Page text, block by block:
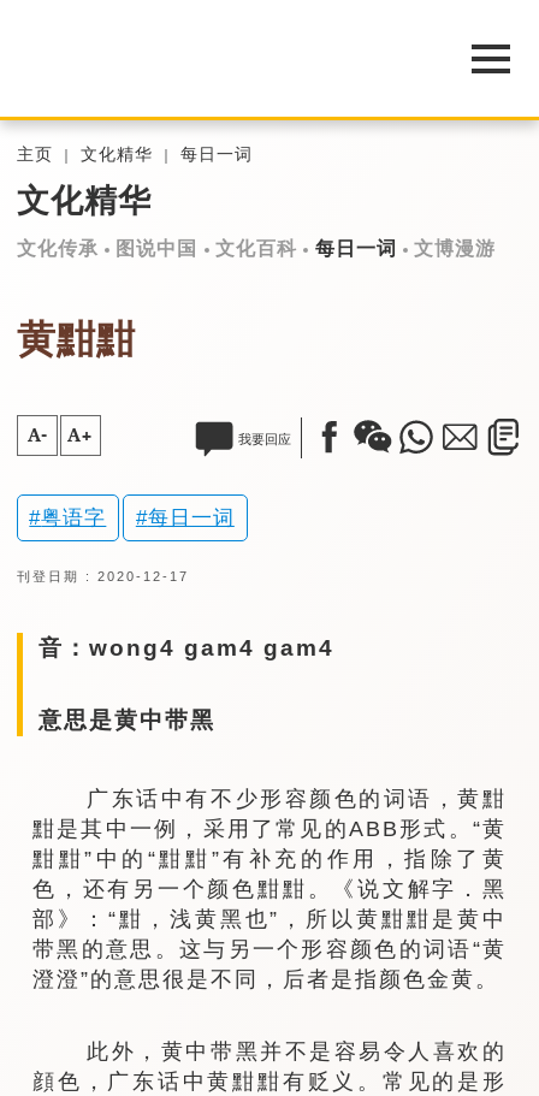
主页 文化精华 每日一词
文化精华
文化传承 图说中国 文化百科 每日一词 文博漫游
黄黚黚
A- A+ 我要回应
粤语字 每日一词
刊登日期 : 2020-12-17
音：wong4 gam4 gam4
意思是黄中带黑
广东话中有不少形容颜色的词语，黄黚
黚是其中一例，采用了常见的ABB形式。“黄
黚黚”中的“黚黚”有补充的作用，指除了黄
色，还有另一个颜色黚黚。《说文解字．黑
部》：“黚，浅黄黑也”，所以黄黚黚是黄中
带黑的意思。这与另一个形容颜色的词语“黄
澄澄”的意思很是不同，后者是指颜色金黄。
此外，黄中带黑并不是容易令人喜欢的
顔色，广东话中黄黚黚有贬义。常见的是形